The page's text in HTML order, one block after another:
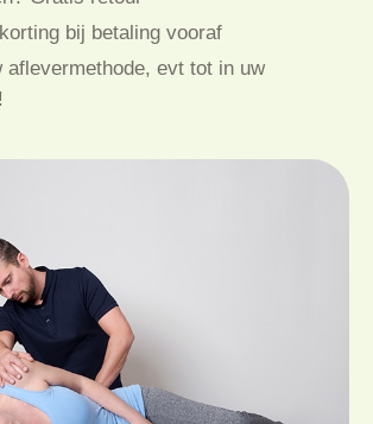
bij betaling vooraf
aflevermethode, evt tot in uw